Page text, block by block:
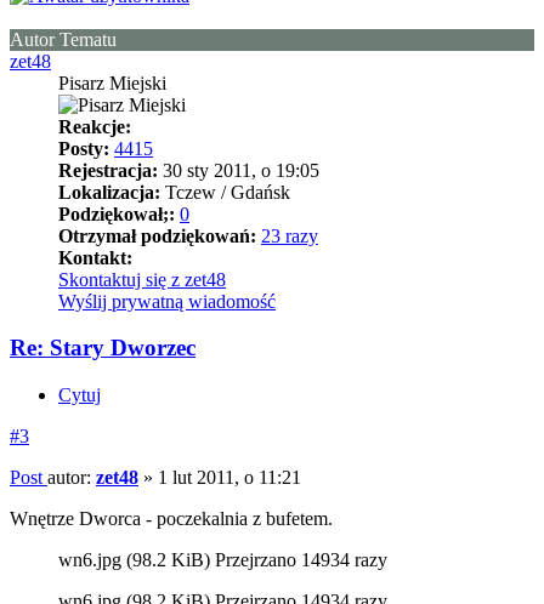
Autor Tematu
zet48
Pisarz Miejski
Reakcje:
Posty: 4415
Rejestracja: 30 sty 2011, o 19:05
Lokalizacja: Tczew / Gdańsk
Podziękował;: 0
Otrzymał podziękowań: 23 razy
Kontakt:
Skontaktuj się z zet48
Wyślij prywatną wiadomość
Re: Stary Dworzec
Cytuj
#3
Post autor: zet48 » 1 lut 2011, o 11:21
Wnętrze Dworca - poczekalnia z bufetem.
wn6.jpg (98.2 KiB) Przejrzano 14934 razy